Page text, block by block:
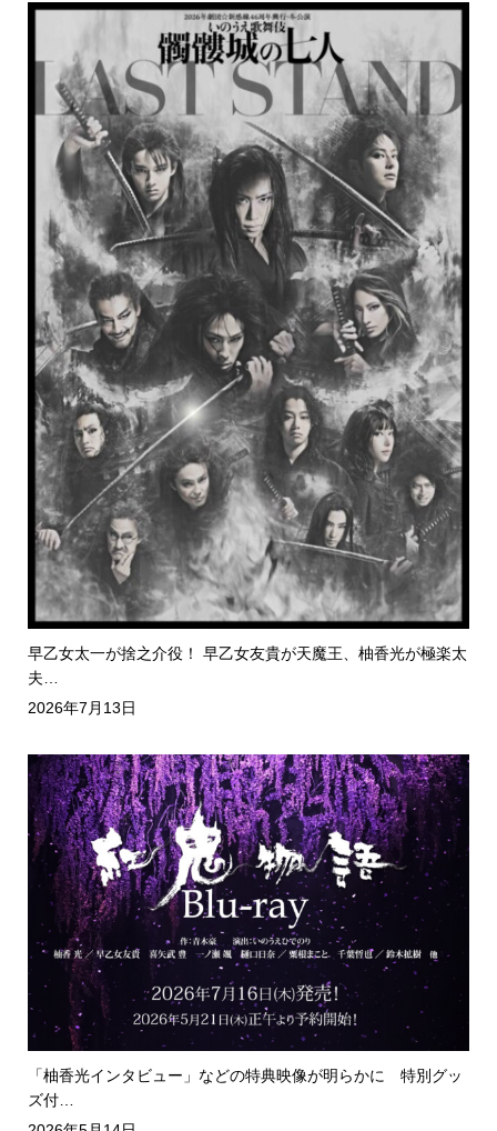
早乙女太一が捨之介役！ 早乙女友貴が天魔王、柚香光が極楽太
夫…
2026年7月13日
「柚香光インタビュー」などの特典映像が明らかに 特別グッ
ズ付…